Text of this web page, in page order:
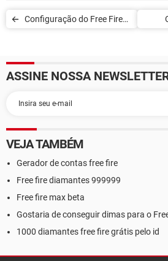
Configuração do Free Fire
ASSINE NOSSA
VEJA TAMBÉM
Gerador de contas free fire
Free fire diamantes 999999
Free fire max beta
Gostaria de conseguir dimas para o
1000 diamantes free fire grátis pelo id